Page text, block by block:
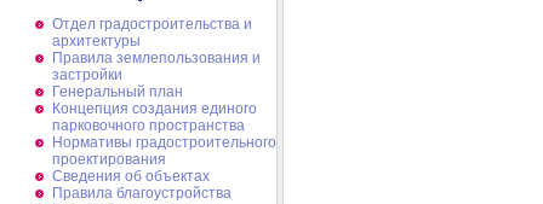
Отдел градостроительства и
архитектуры
Правила землепользования и
застройки
Генеральный план
Концепция создания единого
парковочного пространства
Нормативы градостроительного
проектирования
Сведения об объектах
Правила благоустройства